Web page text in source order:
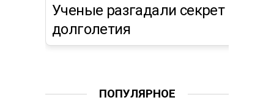
Ученые разгадали секрет
долголетия
ПОПУЛЯРНОЕ